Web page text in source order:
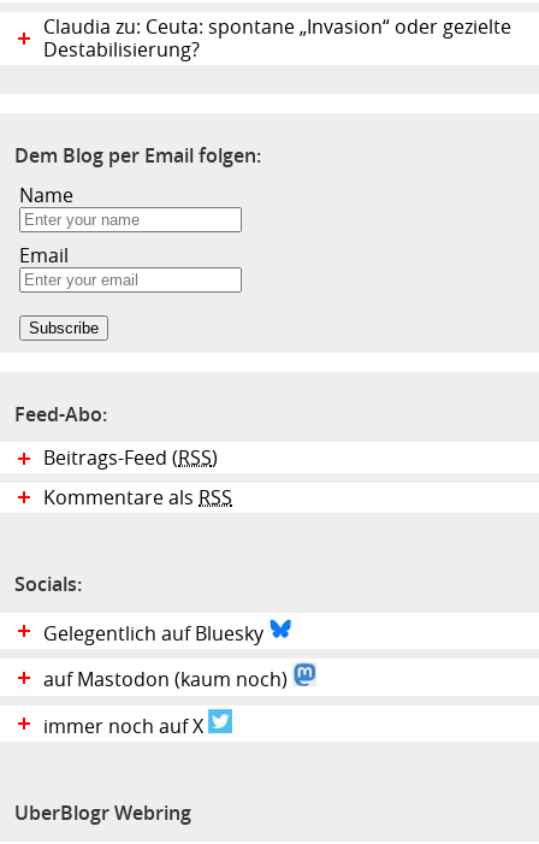
Claudia zu: Ceuta: spontane „Invasion“ oder gezielte
Destabilisierung?
Dem Blog per Email folgen:
Name
Email
Feed-Abo:
Beitrags-Feed (RSS)
Kommentare als RSS
Socials:
Gelegentlich auf Bluesky
auf Mastodon (kaum noch)
immer noch auf X
UberBlogr Webring